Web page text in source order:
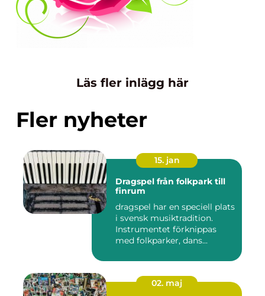
Läs fler inlägg här
Fler nyheter
15. jan
Dragspel från folkpark till
finrum
dragspel har en speciell plats
i svensk musiktradition.
Instrumentet förknippas
med folkparker, dans...
02. maj